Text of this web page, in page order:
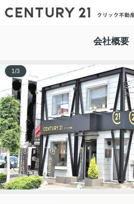
会社概要
1/3